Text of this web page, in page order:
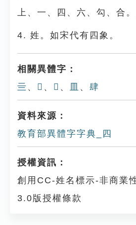
上、一、四、六、勾、合。
4. 姓。如宋代有四象。
相關異體字：
亖 、 𠁤 、 𦉭 、 、 肆
資料來源：
教育部異體字字典_四
授權資訊：
創用CC-姓名標示-非商業
3.0版授權條款